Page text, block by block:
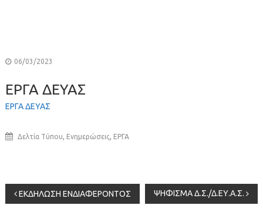
06/03/2023
ΕΡΓΑ ΔΕΥΑΣ
ΕΡΓΑ ΔΕΥΑΣ
Δελτία Τύπου, Ενημερώσεις, ΕΡΓΑ
Πλοήγηση
ΕΚΔΗΛΩΣΗ ΕΝΔΙΑΦΕΡΟΝΤΟΣ ΨΗΦΙΣΜΑ Δ.Σ./Δ.ΕΥ.Α.Σ.